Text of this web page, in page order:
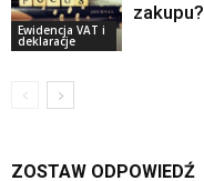
Ewidencja VAT i
deklaracje
zakupu?
ZOSTAW ODPOWIEDŹ